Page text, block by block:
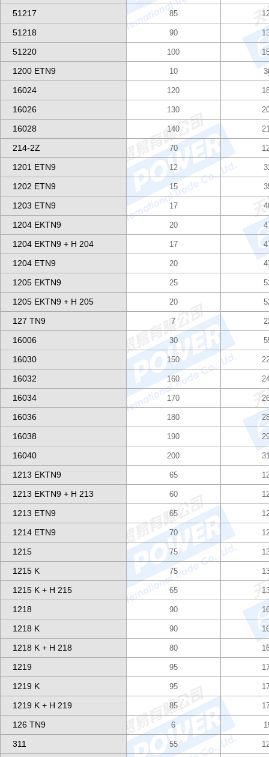
51217 85
51218 90
51220 100
1200 ETN9 10
16024 120
16026 130
16028 140
214-2Z 70
1201 ETN9 12
1202 ETN9 15
1203 ETN9 17
1204 EKTN9 20
1204 EKTN9 + H 204 17
1204 ETN9 20
1205 EKTN9 25
1205 EKTN9 + H 205 20
127 TN9 7
16006 30
16030 150
16032 160
16034 170
16036 180
16038 190
16040 200
1213 EKTN9 65
1213 EKTN9 + H 213 60
1213 ETN9 65
1214 ETN9 70
1215 75
1215 K 75
1215 K + H 215 65
1218 90
1218 K 90
1218 K + H 218 80
1219 95
1219 K 95
1219 K + H 219 85
126 TN9 6
311 55